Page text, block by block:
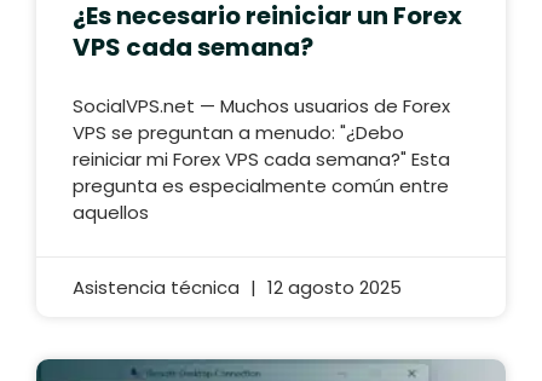
¿Es necesario reiniciar un Forex
VPS cada semana?
SocialVPS.net — Muchos usuarios de Forex
VPS se preguntan a menudo: "¿Debo
reiniciar mi Forex VPS cada semana?" Esta
pregunta es especialmente común entre
aquellos
Asistencia técnica 12 agosto 2025